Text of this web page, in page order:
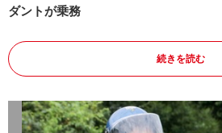
ダントが乗務
続きを読む